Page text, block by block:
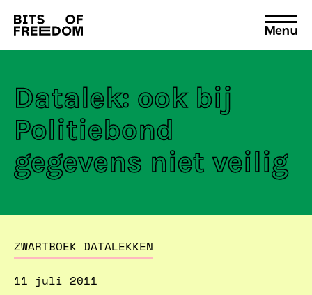
Search
for:
Menu
Datalek: ook bij
Politiebond
gegevens niet veilig
ZWARTBOEK DATALEKKEN
11 juli 2011